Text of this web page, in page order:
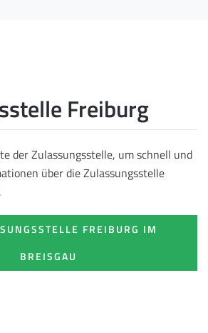
Freiburg
der Zulassungsstelle, um schnell und
über die Zulassungsstelle
FREIBURG IM
BREISGAU